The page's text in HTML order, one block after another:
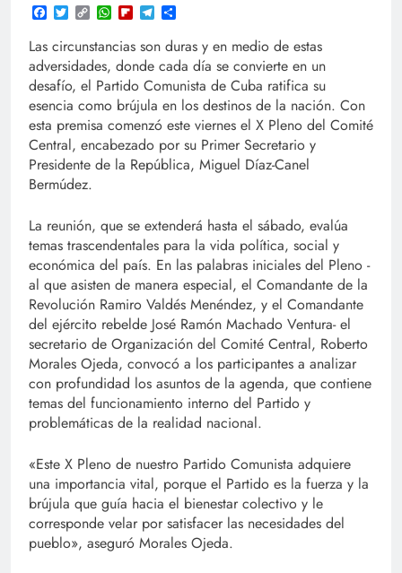
Facebook
TwitterCopy
Link
WhatsApp
FlipboardTelegram
Las circunstancias son duras y en medio de estas
adversidades, donde cada día se convierte en un
desafío, el Partido Comunista de Cuba ratifica su
esencia como brújula en los destinos de la nación. Con
esta premisa comenzó este viernes el X Pleno del Comité
Central, encabezado por su Primer Secretario y
Presidente de la República, Miguel Díaz-Canel
Bermúdez.
La reunión, que se extenderá hasta el sábado, evalúa
temas trascendentales para la vida política, social y
económica del país. En las palabras iniciales del Pleno -
al que asisten de manera especial, el Comandante de la
Revolución Ramiro Valdés Menéndez, y el Comandante
del ejército rebelde José Ramón Machado Ventura- el
secretario de Organización del Comité Central, Roberto
Morales Ojeda, convocó a los participantes a analizar
con profundidad los asuntos de la agenda, que contiene
temas del funcionamiento interno del Partido y
problemáticas de la realidad nacional.
«Este X Pleno de nuestro Partido Comunista adquiere
una importancia vital, porque el Partido es la fuerza y la
brújula que guía hacia el bienestar colectivo y le
corresponde velar por satisfacer las necesidades del
pueblo», aseguró Morales Ojeda.